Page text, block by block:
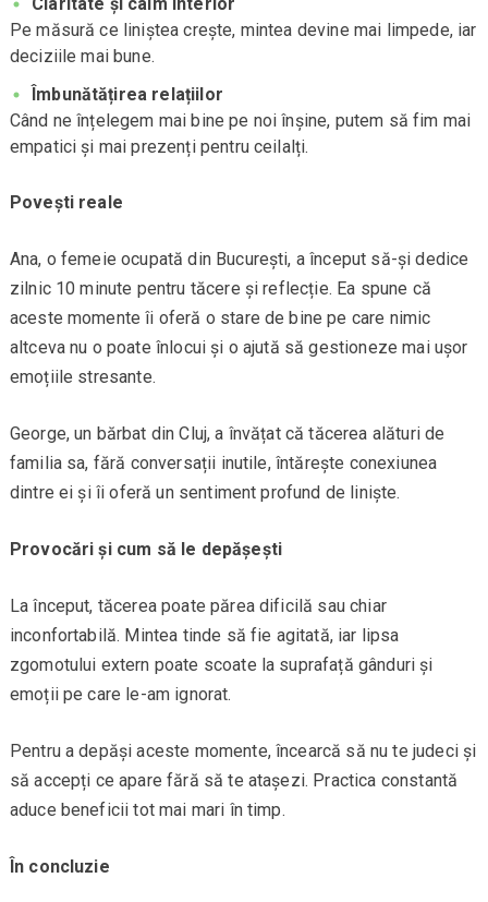
Pe măsură ce liniștea crește, mintea devine mai limpede, iar
deciziile mai bune.
Îmbunătățirea relațiilor
Când ne înțelegem mai bine pe noi înșine, putem să fim mai
empatici și mai prezenți pentru ceilalți.
Povești reale
Ana, o femeie ocupată din București, a început să-și dedice
zilnic 10 minute pentru tăcere și reflecție. Ea spune că
aceste momente îi oferă o stare de bine pe care nimic
altceva nu o poate înlocui și o ajută să gestioneze mai ușor
emoțiile stresante.
George, un bărbat din Cluj, a învățat că tăcerea alături de
familia sa, fără conversații inutile, întărește conexiunea
dintre ei și îi oferă un sentiment profund de liniște.
Provocări și cum să le depășești
La început, tăcerea poate părea dificilă sau chiar
inconfortabilă. Mintea tinde să fie agitată, iar lipsa
zgomotului extern poate scoate la suprafață gânduri și
emoții pe care le-am ignorat.
Pentru a depăși aceste momente, încearcă să nu te judeci și
să accepți ce apare fără să te atașezi. Practica constantă
aduce beneficii tot mai mari în timp.
În concluzie